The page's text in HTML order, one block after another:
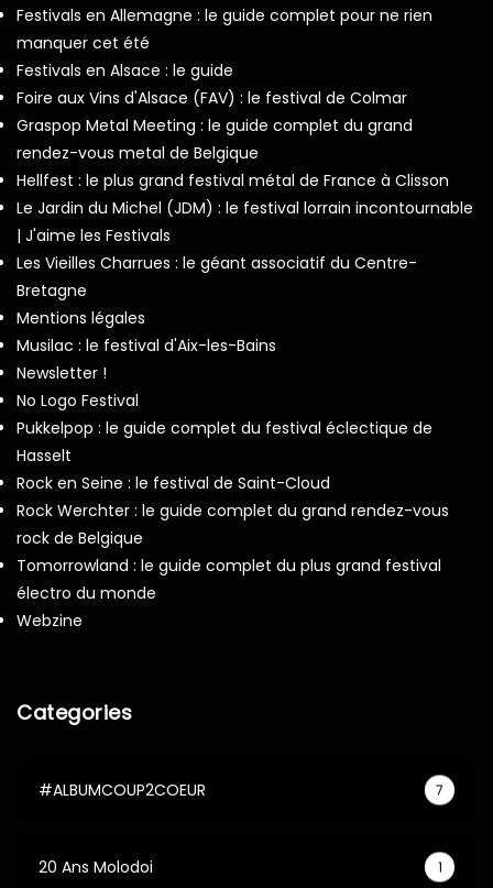
Festivals en Allemagne : le guide complet pour ne rien
manquer cet été
Festivals en Alsace : le guide
Foire aux Vins d'Alsace (FAV) : le festival de Colmar
Graspop Metal Meeting : le guide complet du grand
rendez-vous metal de Belgique
Hellfest : le plus grand festival métal de France à Clisson
Le Jardin du Michel (JDM) : le festival lorrain incontournable
| J'aime les Festivals
Les Vieilles Charrues : le géant associatif du Centre-
Bretagne
Mentions légales
Musilac : le festival d'Aix-les-Bains
Newsletter !
No Logo Festival
Pukkelpop : le guide complet du festival éclectique de
Hasselt
Rock en Seine : le festival de Saint-Cloud
Rock Werchter : le guide complet du grand rendez-vous
rock de Belgique
Tomorrowland : le guide complet du plus grand festival
électro du monde
Webzine
Categories
#ALBUMCOUP2COEUR 7
20 Ans Molodoi 1